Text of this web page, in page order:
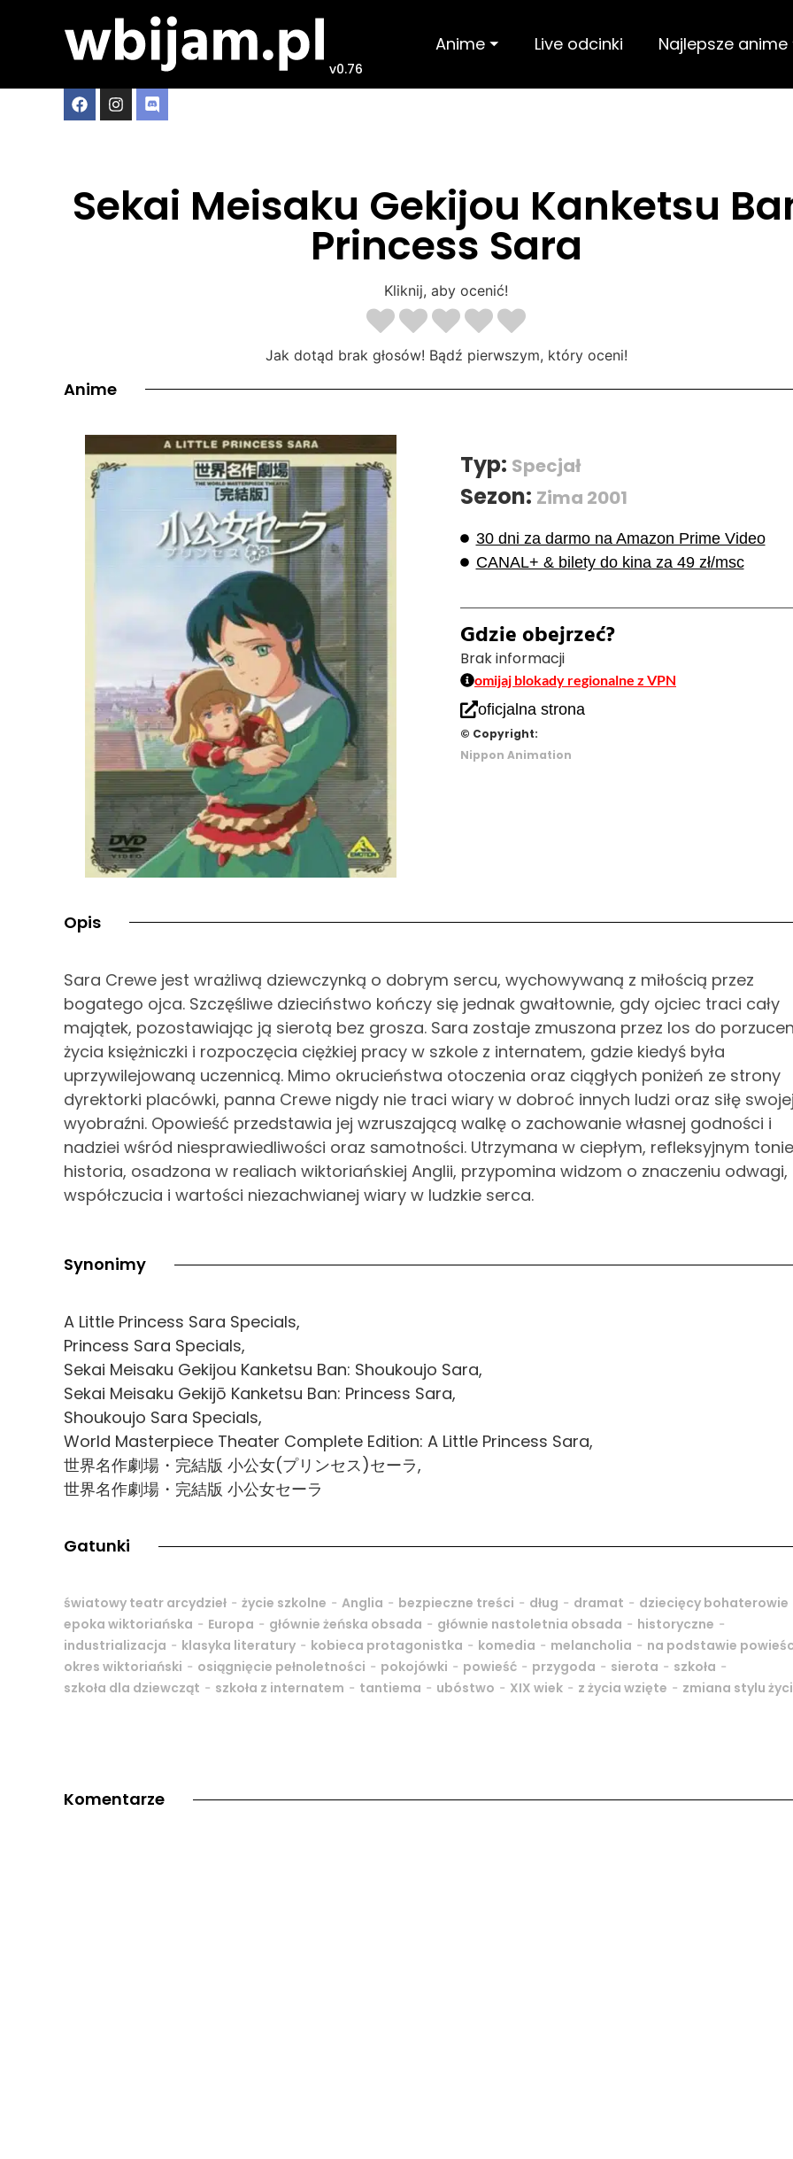
v0.76
Anime ⏷ Live odcinki Najlepsze anime
Sekai Meisaku Gekijou Kanketsu
Princess Sara
Kliknij, aby ocenić!
Jak dotąd brak głosów! Bądź pierwszym, który oceni!
Anime
Typ: Specjał
Sezon: Zima 2001
30 dni za darmo na Amazon Prime Video
CANAL+ & bilety do kina za 49 zł/msc
Gdzie obejrzeć?
Brak informacji
omijaj blokady regionalne z VPN
oficjalna strona
© Copyright:
Nippon Animation
Opis
Sara Crewe jest wrażliwą dziewczynką o dobrym sercu, wychowywaną z miłością przez
bogatego ojca. Szczęśliwe dzieciństwo kończy się jednak gwałtownie, gdy ojciec traci cały
majątek, pozostawiając ją sierotą bez grosza. Sara zostaje zmuszona przez los do
życia księżniczki i rozpoczęcia ciężkiej pracy w szkole z internatem, gdzie kiedyś była
uprzywilejowaną uczennicą. Mimo okrucieństwa otoczenia oraz ciągłych poniżeń ze strony
dyrektorki placówki, panna Crewe nigdy nie traci wiary w dobroć innych ludzi oraz siłę swojej
wyobraźni. Opowieść przedstawia jej wzruszającą walkę o zachowanie własnej godności i
nadziei wśród niesprawiedliwości oraz samotności. Utrzymana w ciepłym, refleksyjnym tonie
historia, osadzona w realiach wiktoriańskiej Anglii, przypomina widzom o znaczeniu odwagi,
współczucia i wartości niezachwianej wiary w ludzkie serca.
Synonimy
A Little Princess Sara Specials,
Princess Sara Specials,
Sekai Meisaku Gekijou Kanketsu Ban: Shoukoujo Sara,
Sekai Meisaku Gekijō Kanketsu Ban: Princess Sara,
Shoukoujo Sara Specials,
World Masterpiece Theater Complete Edition: A Little Princess Sara,
世界名作劇場・完結版 小公女(プリンセス)セーラ,
世界名作劇場・完結版 小公女セーラ
Gatunki
światowy teatr arcydzieł - życie szkolne - Anglia - bezpieczne treści - dług - dramat - dziecięcy bohaterowie
epoka wiktoriańska - Europa - głównie żeńska obsada - głównie nastoletnia obsada - historyczne -
industrializacja - klasyka literatury - kobieca protagonistka - komedia - melancholia - na podstawie
okres wiktoriański - osiągnięcie pełnoletności - pokojówki - powieść - przygoda - sierota - szkoła -
szkoła dla dziewcząt - szkoła z internatem - tantiema - ubóstwo - XIX wiek - z życia wzięte - zmiana stylu
Komentarze